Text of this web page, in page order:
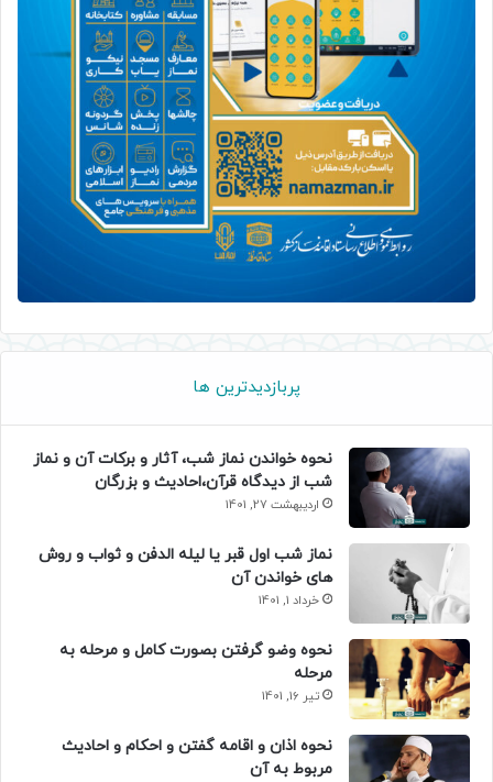
پربازدیدترین ها
نحوه خواندن نماز شب، آثار و برکات آن و نماز
شب از دیدگاه قرآن،احادیث و بزرگان
اردیبهشت 27, 1401
نماز شب اول قبر یا لیله الدفن و ثواب و روش
های خواندن آن
خرداد 1, 1401
نحوه وضو گرفتن بصورت کامل و مرحله به
مرحله
تیر 16, 1401
نحوه اذان و اقامه گفتن و احکام و احادیث
مربوط به آن